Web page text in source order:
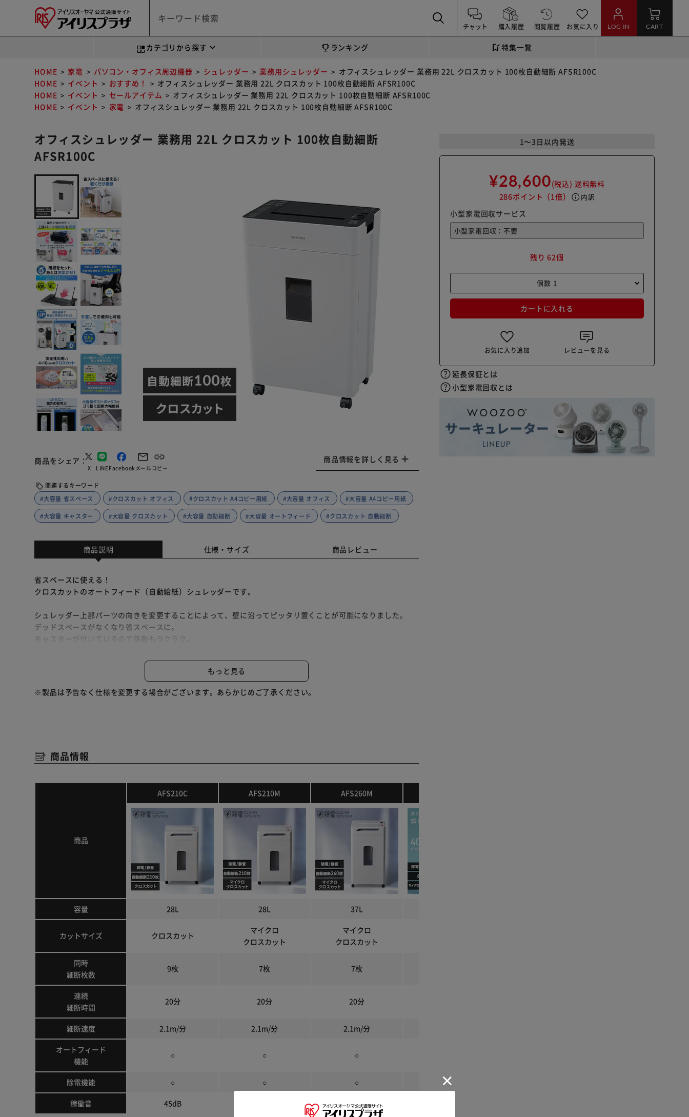
チャット 購入履歴 閲覧履歴 お気に入り LOG IN CART
カテゴリから探す ランキング 特集一覧
HOME 家電 パソコン・オフィス周辺機器 シュレッダー 業務用シュレッダー
オフィスシュレッダー 業務用 22L クロスカット 100枚自動細断 AFSR100C
HOME
イベント おすすめ！
オフィスシュレッダー 業務用 22L クロスカット 100枚自動細断 AFSR100C
HOME
イベント セールアイテム
オフィスシュレッダー 業務用 22L クロスカット 100枚自動細断 AFSR100C
HOME
イベント 家電 オフィスシュレッダー 業務用 22L クロスカット 100枚自動細断 AFSR100C
オフィスシュレッダー 業務用 22L クロスカット 100枚自動細断
AFSR100C
商品をシェア
X LINEFacebookメールコピー
商品情報を詳しく見る
関連するキーワード
#大容量 省スペース
#クロスカット オフィス #クロスカット A4コピー用紙 #大容量 オフィス #大容量 A4コピー用紙
#大容量 キャスター #大容量 クロスカット #大容量 自動細断 #大容量 オートフィード #クロスカット 自動細断
1～3日以内発送
¥28,600(税込) 送料無料
286ポイント （1倍） info 内訳
小型家電回収サービス
残り 62個
カートに入れる
お気に入り追加 レビューを見る
延長保証とは
小型家電回収とは
商品説明 仕様・サイズ 商品レビュー
省スペースに使える！
クロスカットのオートフィード（自動給紙）シュレッダーです。
シュレッダー上部パーツの向きを変更することによって、壁に沿ってピッタリ置くことが可能になりました。
デッドスペースがなくなり省スペースに。
キャスターが付いているので移動もラクラク。
オートフィードタイプなので用紙をセットするだけであとはおまかせ。
細断中もお仕事やほかの作業に集中できるので効率アップにつながります。
ゴミ袋を縁に引っ掛けて固定できるようになっています。
ローラー部分が開けられるので詰まった紙を簡単に取り出せます。
ローラーの拭き掃除もカンタン。
1.ダストボックススイッチ
ダストボックスが本体から外れていると作動しません。
モーターが熱くなりすぎると自動停止。
オートストップ回路
紙が詰まると自動停止。モーターを破損から守ります。
3.逆転機能
紙が詰まって細断が停止した時など、細断スイッチを「逆転」にして、詰まった紙を取り除けます。
自動細断投入口に用紙をセットし、スイッチを「自動」にすると自動で細断が始まります。
細断が終了すると、自動で停止します。
※ステープラーの針・クリップ・ピンなどは、必ず取り除いてから投入してください
もっと見る
※製品は予告なく仕様を変更する場合がございます。あらかじめご了承ください。
商品情報
商品
AFS210C AFS210M AFS260M
容量 28L 28L 37L
カットサイズ クロスカット
マイクロ
クロスカット
マイクロ
クロスカット
同時
細断枚数
9枚 7枚 7枚
連続
細断時間
20分 20分 20分
細断速度 2.1m/分 2.1m/分 2.1m/分
オートフィード
機能
○ ○ ○
除電機能 ○ ○ ○ ○
稼働音 45dB 45dB